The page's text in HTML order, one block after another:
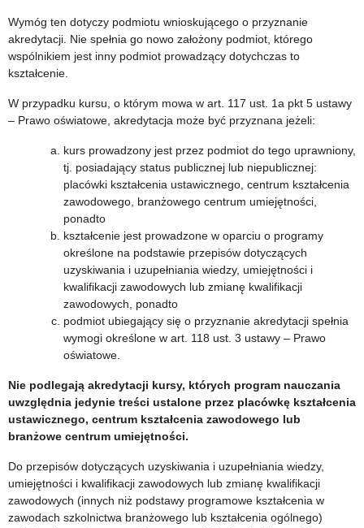
Wymóg ten dotyczy podmiotu wnioskującego o przyznanie
akredytacji. Nie spełnia go nowo założony podmiot, którego
wspólnikiem jest inny podmiot prowadzący dotychczas to
kształcenie.
W przypadku kursu, o którym mowa w art. 117 ust. 1a pkt 5 ustawy
– Prawo oświatowe, akredytacja może być przyznana jeżeli:
kurs prowadzony jest przez podmiot do tego uprawniony,
tj. posiadający status publicznej lub niepublicznej:
placówki kształcenia ustawicznego, centrum kształcenia
zawodowego, branżowego centrum umiejętności,
ponadto
kształcenie jest prowadzone w oparciu o programy
określone na podstawie przepisów dotyczących
uzyskiwania i uzupełniania wiedzy, umiejętności i
kwalifikacji zawodowych lub zmianę kwalifikacji
zawodowych, ponadto
podmiot ubiegający się o przyznanie akredytacji spełnia
wymogi określone w art. 118 ust. 3 ustawy – Prawo
oświatowe.
Nie podlegają akredytacji kursy, których program nauczania
uwzględnia jedynie treści ustalone przez placówkę kształcenia
ustawicznego, centrum kształcenia zawodowego lub
branżowe centrum umiejętności.
Do przepisów dotyczących uzyskiwania i uzupełniania wiedzy,
umiejętności i kwalifikacji zawodowych lub zmianę kwalifikacji
zawodowych (innych niż podstawy programowe kształcenia w
zawodach szkolnictwa branżowego lub kształcenia ogólnego)